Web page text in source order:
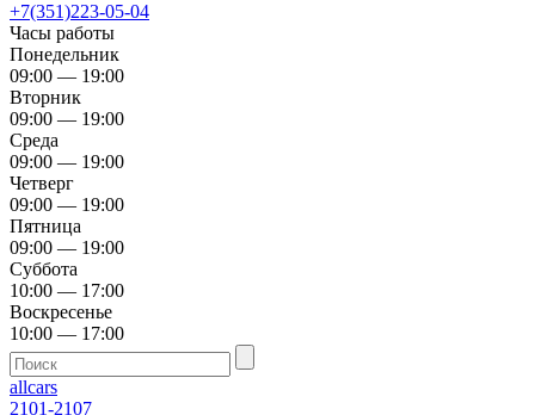
+7(351)223-05-04
Часы работы
Понедельник
09:00 — 19:00
Вторник
09:00 — 19:00
Среда
09:00 — 19:00
Четверг
09:00 — 19:00
Пятница
09:00 — 19:00
Суббота
10:00 — 17:00
Воскресенье
10:00 — 17:00
allcars
2101-2107